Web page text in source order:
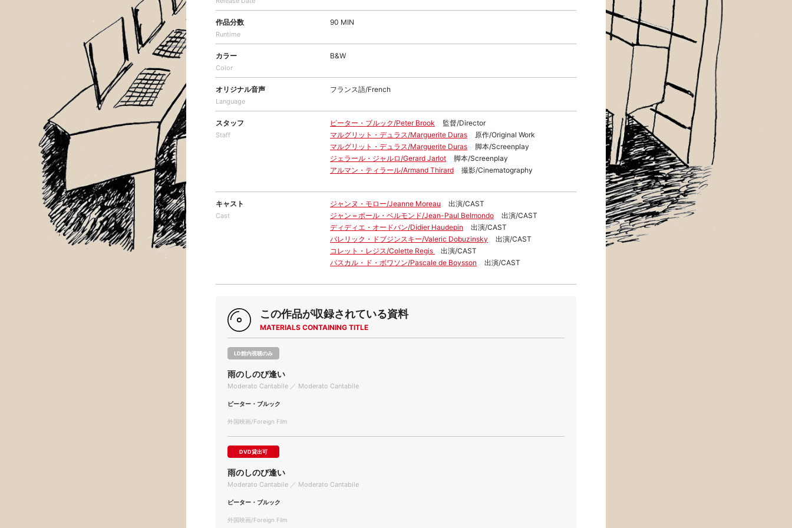
作品分数
Runtime
90 MIN
カラー
Color
B&W
オリジナル音声
Language
フランス語/French
スタッフ
Staff
ピーター・ブルック/Peter Brook
監督/Director
マルグリット・デュラス/Marguerite Duras
原作/Original Work
マルグリット・デュラス/Marguerite Duras
脚本/Screenplay
ジェラール・ジャルロ/Gerard Jarlot
脚本/Screenplay
アルマン・ティラール/Armand Thirard
撮影/Cinematography
キャスト
Cast
ジャンヌ・モロー/Jeanne Moreau
出演/CAST
ジャン＝ポール・ベルモンド/Jean-Paul Belmondo
出演/CAST
ディディエ・オードバン/Didier Haudepin
出演/CAST
バレリック・ドブジンスキー/Valeric Dobuzinsky
出演/CAST
コレット・レジス/Colette Regis
出演/CAST
パスカル・ド・ボワソン/Pascale de Boysson
出演/CAST
この作品が収録されている資料
MATERIALS CONTAINING TITLE
LD館内視聴のみ
雨のしのび逢い
Moderato Cantabile ／ Moderato Cantabile
ピーター・ブルック
外国映画/Foreign Film
DVD貸出可
雨のしのび逢い
Moderato Cantabile ／ Moderato Cantabile
ピーター・ブルック
外国映画/Foreign Film